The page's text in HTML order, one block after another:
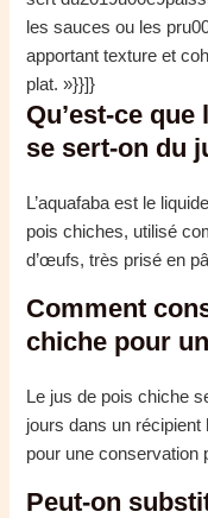
les sauces ou les
apportant texture et
plat. »}}]}
Qu’est-ce
se sert-on du
L’aquafaba est le
pois chiches, utilisé
d’œufs, très prisé en
Comment
chiche pour
Le jus de pois chiche
jours dans un
pour une conservation
Peut-on